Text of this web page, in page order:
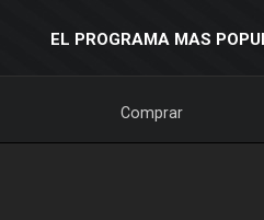
EL PROGRAMA MAS
Comprar